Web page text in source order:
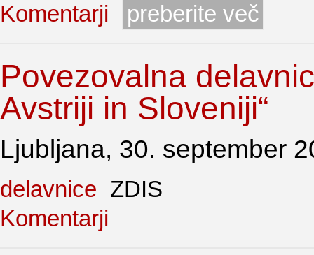
Komentarji preberite več
Povezovalna
Avstriji in Sloveniji“
Ljubljana, 30. september
delavnice ZDIS
Komentarji